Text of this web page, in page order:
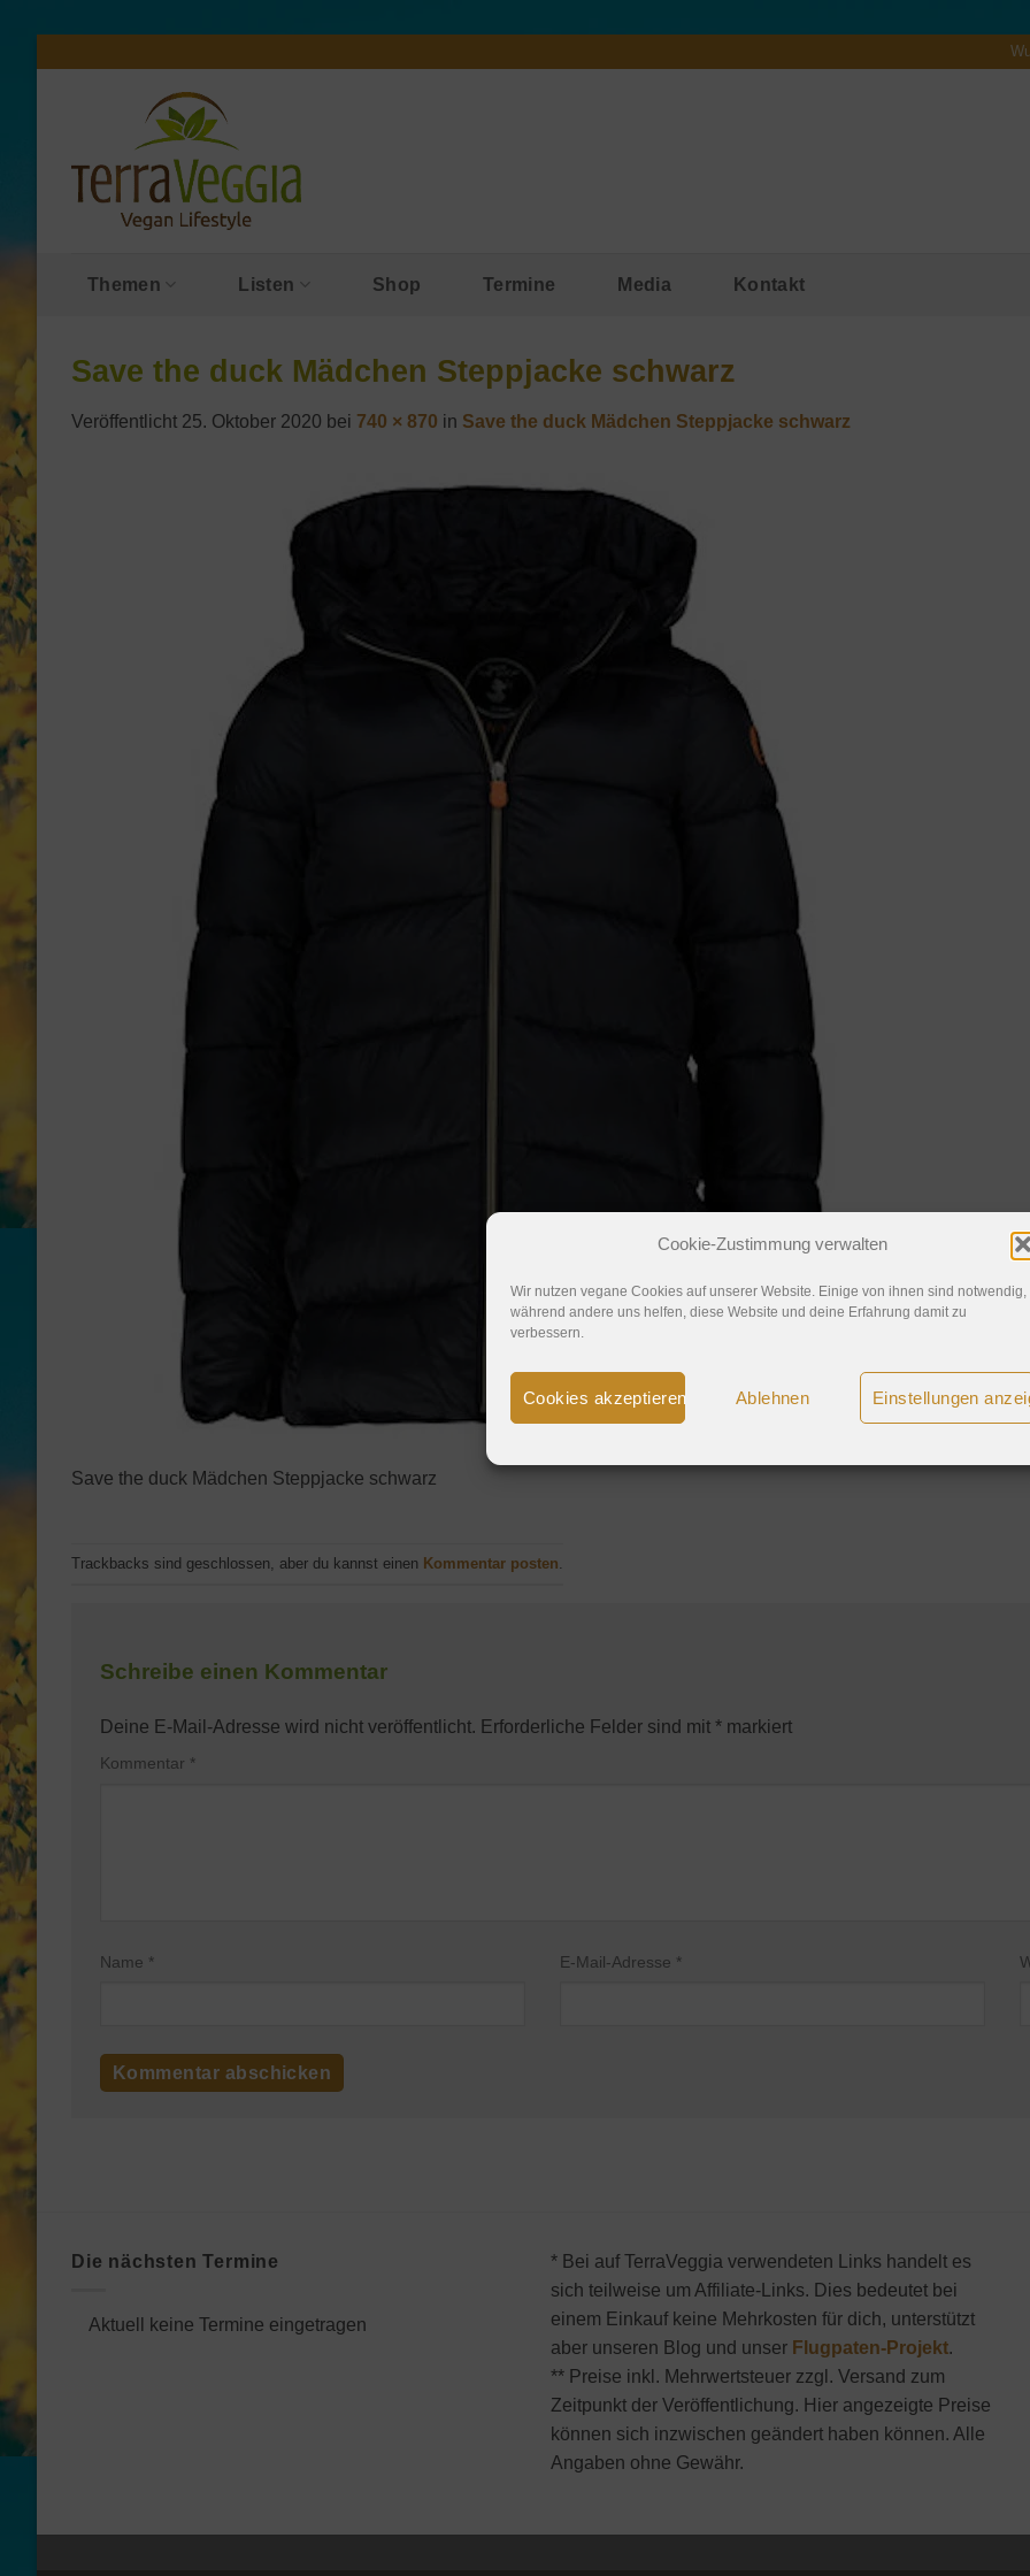
Cookie-Zustimmung verwalten
Wir nutzen vegane Cookies auf unserer Website. Einige von ihnen sind notwendig,
während andere uns helfen, diese Website und deine Erfahrung damit zu
verbessern.
Cookies akzeptieren Ablehnen Einstellungen
Themen Listen Shop Termine Media Kontakt
Save the duck Mädchen Steppjacke schwarz
Veröffentlicht 25. Oktober 2020 bei 740 × 870 in Save the duck Mädchen Steppjacke schwarz
Save the duck Mädchen Steppjacke schwarz
Trackbacks sind geschlossen, aber du kannst einen Kommentar posten
Schreibe einen Kommentar
Deine E-Mail-Adresse wird nicht veröffentlicht. Erforderliche Felder sind mit * markiert
Kommentar *
Name * E-Mail-Adresse *
Die nächsten Termine
Aktuell keine Termine eingetragen
* Bei auf TerraVeggia verwendeten Links handelt es
sich teilweise um Affiliate-Links. Dies bedeutet bei
einem Einkauf keine Mehrkosten für dich, unterstützt
aber unseren Blog und unser Flugpaten-Projekt.
** Preise inkl. Mehrwertsteuer zzgl. Versand zum
Zeitpunkt der Veröffentlichung. Hier angezeigte Preise
können sich inzwischen geändert haben können. Alle
Angaben ohne Gewähr.